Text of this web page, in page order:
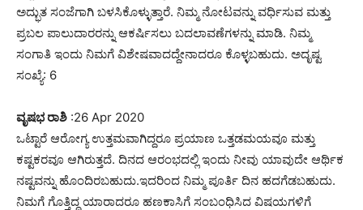
ಅದ್ಭುತ ಸಂಜೆಗಾಗಿ ಬಳಸಿಕೊಳ್ಳುತ್ತಾರೆ. ನಿಮ್ಮ ನೋಟವನ್ನು ವರ್ಧಿಸುವ ಮತ್ತು
ಪ್ರಬಲ ಪಾಲುದಾರರನ್ನು ಆಕರ್ಷಿಸಲು ಬದಲಾವಣೆಗಳನ್ನು ಮಾಡಿ. ನಿಮ್ಮ
ಸಂಗಾತಿ ಇಂದು ನಿಮಗೆ ವಿಶೇಷವಾದದ್ದೇನಾದರೂ ಕೊಳ್ಳಬಹುದು. ಅದೃಷ್ಟ
ಸಂಖ್ಯೆ: 6
ವೃಷಭ ರಾಶಿ :26 Apr 2020
ಒಟ್ಟಾರೆ ಆರೋಗ್ಯ ಉತ್ತಮವಾಗಿದ್ದರೂ ಪ್ರಯಾಣ ಒತ್ತಡಮಯವೂ ಮತ್ತು
ಕಷ್ಟಕರವೂ ಆಗಿರುತ್ತದೆ. ದಿನದ ಆರಂಭದಲ್ಲಿ ಇಂದು ನೀವು ಯಾವುದೇ ಆರ್ಥಿಕ
ನಷ್ಟವನ್ನು ಹೊಂದಿರಬಹುದು.ಇದರಿಂದ ನಿಮ್ಮ ಪೂರ್ತಿ ದಿನ ಹದಗೆಡಬಹುದು.
ನಿಮಗೆ ಗೊತ್ತಿದ್ದ ಯಾರಾದರೂ ಹಣಕಾಸಿಗೆ ಸಂಬಂಧಿಸಿದ ವಿಷಯಗಳಿಗೆ